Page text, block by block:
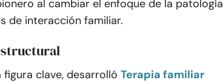
al cambiar el enfoque de la patología
de interacción familiar.
clave, desarrolló Terapia familiar